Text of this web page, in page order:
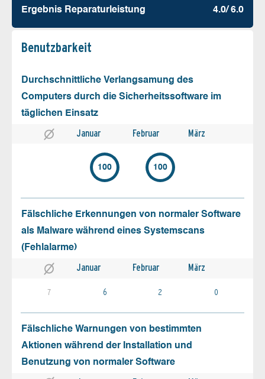
Ergebnis Reparatur­leistung 4.0/ 6.0
Benutz­barkeit
Durchschnittliche Verlangsamung des
Computers durch die Sicherheitssoftware im
täglichen Einsatz
Januar Februar März
100 100
Fälschliche Erkennungen von normaler Software
als Malware während eines Systemscans
(Fehlalarme)
Januar Februar März
7 6 2 0
Fälschliche Warnungen von bestimmten
Aktionen während der Installation und
Benutzung von normaler Software